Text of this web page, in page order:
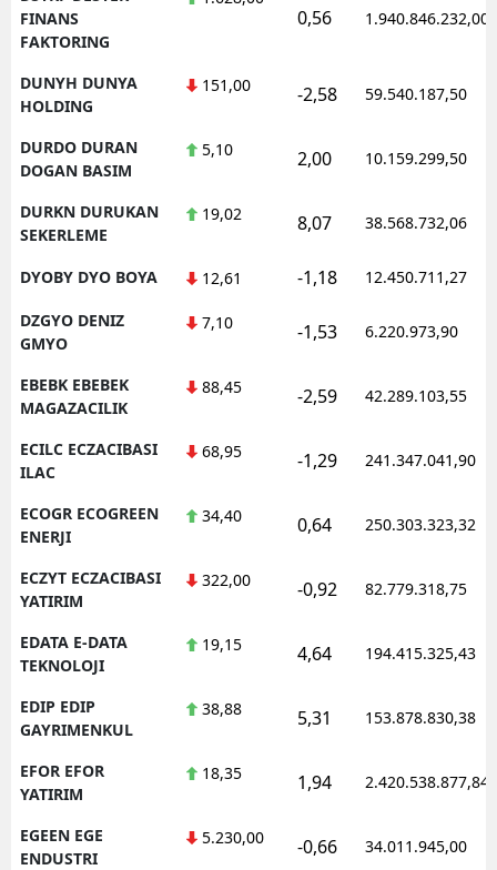
FINANS
FAKTORING
0,56 1.940.846.232,00
DUNYH DUNYA
HOLDING
151,00 -2,58 59.540.187,50
DURDO DURAN
DOGAN BASIM
5,10 2,00 10.159.299,50
DURKN DURUKAN
SEKERLEME
19,02 8,07 38.568.732,06
DYOBY DYO BOYA 12,61 -1,18 12.450.711,27
DZGYO DENIZ
GMYO
7,10 -1,53 6.220.973,90
EBEBK EBEBEK
MAGAZACILIK
88,45 -2,59 42.289.103,55
ECILC ECZACIBASI
ILAC
68,95 -1,29 241.347.041,90
ECOGR ECOGREEN
ENERJI
34,40 0,64 250.303.323,32
ECZYT ECZACIBASI
YATIRIM
322,00 -0,92 82.779.318,75
EDATA E-DATA
TEKNOLOJI
19,15 4,64 194.415.325,43
EDIP EDIP
GAYRIMENKUL
38,88 5,31 153.878.830,38
EFOR EFOR
YATIRIM
18,35 1,94 2.420.538.877,84
EGEEN EGE
ENDUSTRI
5.230,00 -0,66 34.011.945,00